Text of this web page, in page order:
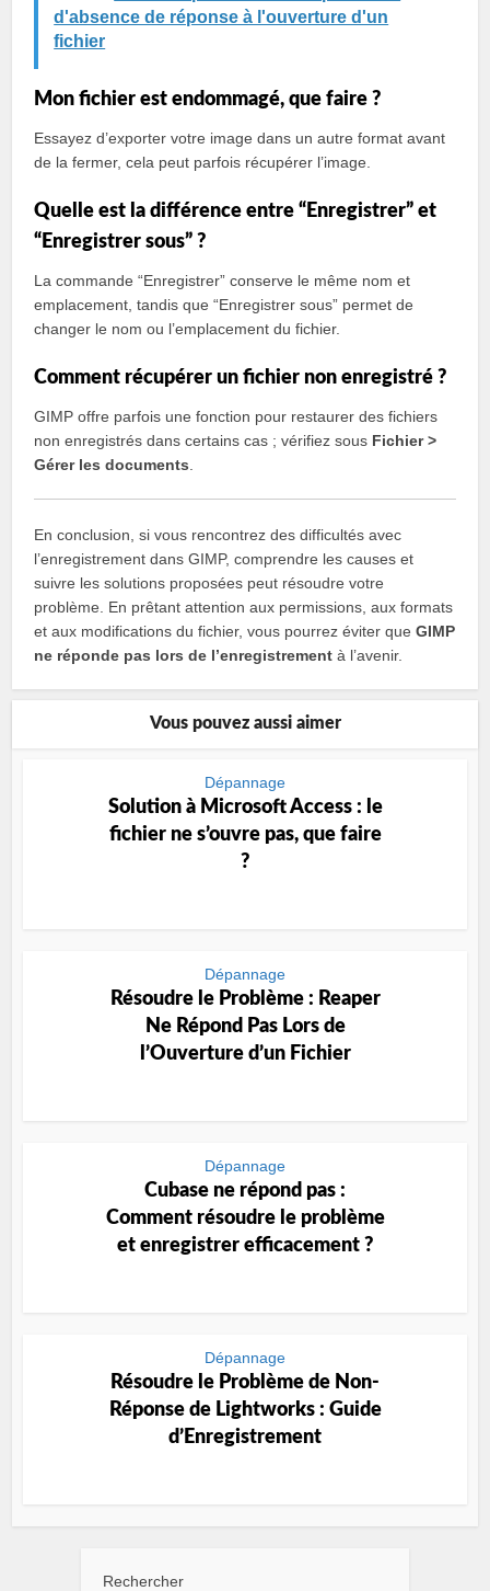
d'absence de réponse à l'ouverture d'un
fichier
Mon fichier est endommagé, que faire ?
Essayez d’exporter votre image dans un autre format avant
de la fermer, cela peut parfois récupérer l’image.
Quelle est la différence entre “Enregistrer” et
“Enregistrer sous” ?
La commande “Enregistrer” conserve le même nom et
emplacement, tandis que “Enregistrer sous” permet de
changer le nom ou l’emplacement du fichier.
Comment récupérer un fichier non enregistré ?
GIMP offre parfois une fonction pour restaurer des fichiers
non enregistrés dans certains cas ; vérifiez sous Fichier >
Gérer les documents
En conclusion, si vous rencontrez des difficultés avec
l’enregistrement dans GIMP, comprendre les causes et
suivre les solutions proposées peut résoudre votre
problème. En prêtant attention aux permissions, aux formats
et aux modifications du fichier, vous pourrez éviter queGIMP
ne réponde pas lors de l’enregistrement à l’avenir.
Vous pouvez aussi aimer
Dépannage
Solution à Microsoft Access : le
fichier ne s’ouvre pas, que faire
?
Dépannage
Résoudre le Problème : Reaper
Ne Répond Pas Lors de
l’Ouverture d’un Fichier
Dépannage
Cubase ne répond pas :
Comment résoudre le problème
et enregistrer efficacement ?
Dépannage
Résoudre le Problème de Non-
Réponse de Lightworks : Guide
d’Enregistrement
Rechercher